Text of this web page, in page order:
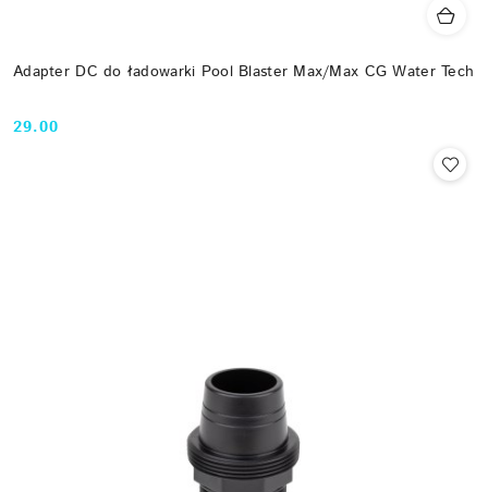
Adapter DC do ładowarki Pool Blaster Max/Max CG Water Tech
Cena:
29.00